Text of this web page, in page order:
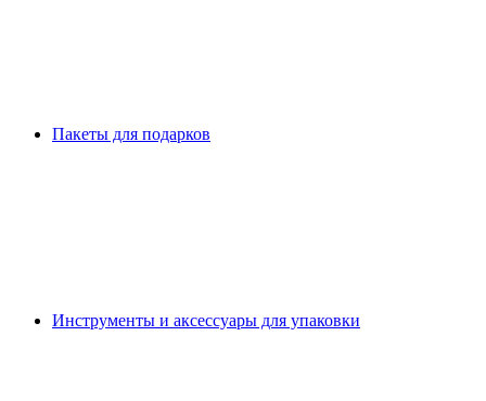
Пакеты для подарков
Инструменты и аксессуары для упаковки